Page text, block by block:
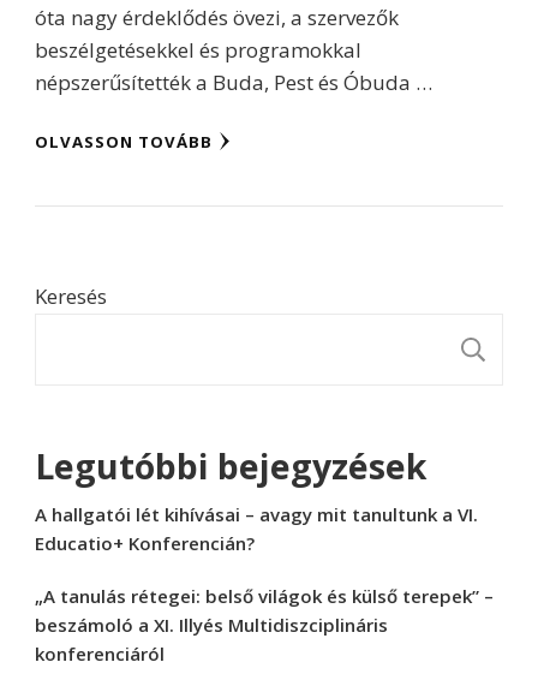
óta nagy érdeklődés övezi, a szervezők
beszélgetésekkel és programokkal
népszerűsítették a Buda, Pest és Óbuda …
OLVASSON TOVÁBB
Keresés
Legutóbbi bejegyzések
A hallgatói lét kihívásai – avagy mit tanultunk a VI.
Educatio+ Konferencián?
„A tanulás rétegei: belső világok és külső terepek” –
beszámoló a XI. Illyés Multidiszciplináris
konferenciáról